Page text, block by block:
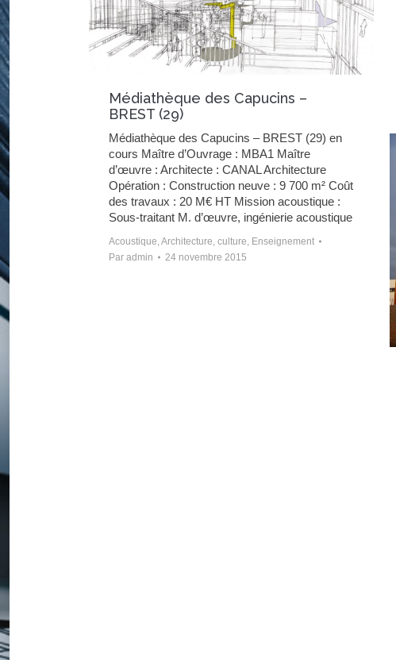
Médiathèque des Capucins –
BREST (29)
Médiathèque des Capucins – BREST (29) en
cours Maître d’Ouvrage : MBA1 Maître
d’œuvre : Architecte : CANAL Architecture
Opération : Construction neuve : 9 700 m² Coût
des travaux : 20 M€ HT Mission acoustique :
Sous-traitant M. d’œuvre, ingénierie acoustique
Acoustique,Architecture, culture, Enseignement
Par admin 24 novembre 2015